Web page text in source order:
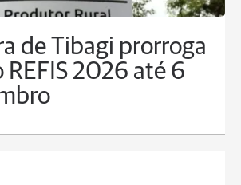
de Tibagi prorroga
REFIS 2026 até 6